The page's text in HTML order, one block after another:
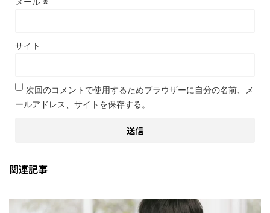
サイト
次回のコメントで使用するためブラウザーに自分の名前、メ
ールアドレス、サイトを保存する。
関連記事